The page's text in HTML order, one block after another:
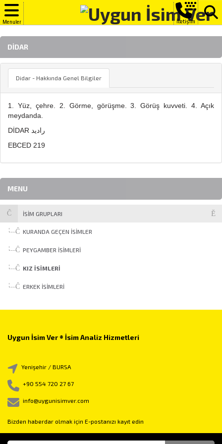
Menuler İletişim
DIDAR
Didar - Hakkında Genel Bilgiler
1. Yüz, çehre. 2. Görme, görüşme. 3. Görüş kuvveti. 4. Açık
meydanda.
DİDAR راديد
EBCED 219
MENU
İSİM GRUPLARI
KURANDA GEÇEN İSIMLER
PEYGAMBER İSIMLERI
KIZ İSIMLERI
ERKEK İSIMLERI
Uygun İsim Ver ® İsim Analiz Hizmetleri
Yenişehir / BURSA
+90 554 720 27 67
info@uygunisimver.com
Bizden haberdar olmak için E-postanızı kayıt edin